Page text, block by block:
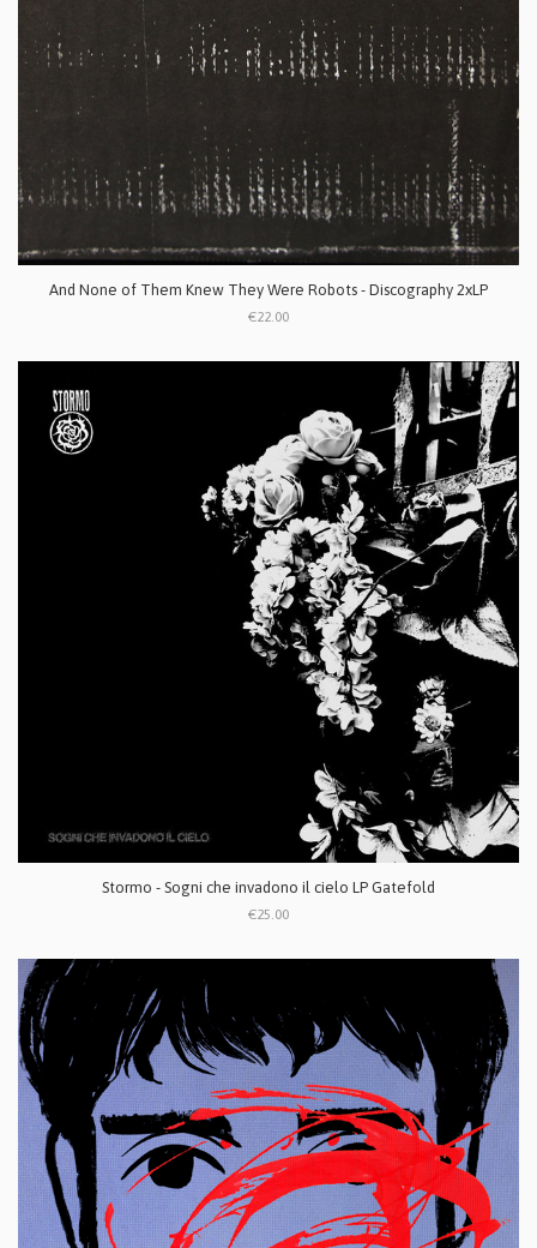
And None of Them Knew They Were Robots - Discography 2xLP
€22.00
Stormo - Sogni che invadono il cielo LP Gatefold
€25.00